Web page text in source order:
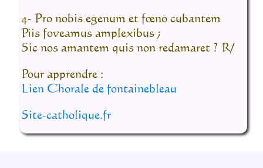
4- Pro nobis egenum et fœno cubantem
Piis foveamus amplexibus ;
Sic nos amantem quis non redamaret ? R/
Pour apprendre :
Lien Chorale de fontainebleau
Site-catholique.fr